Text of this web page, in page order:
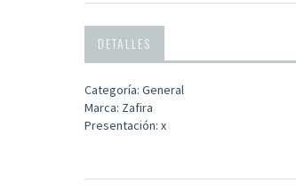
DETALLES
Categoría: General
Marca: Zafira
Presentación: x